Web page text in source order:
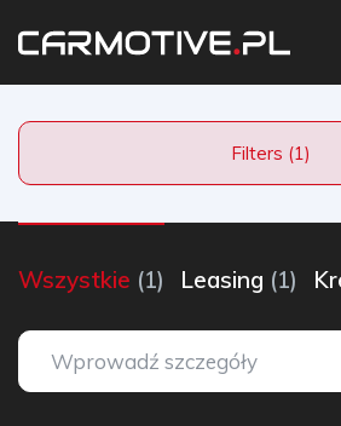
Filters (1)
Wszystkie (1) Leasing (1)